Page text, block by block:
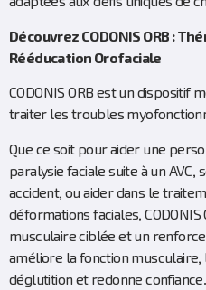
adaptées aux défis uniques de
Découvrez CODONIS ORB :
Rééducation Orofaciale
CODONIS ORB est un dispositif
traiter les troubles
Que ce soit pour aider une
paralysie faciale suite à un
accident, ou aider dans le
déformations faciales,
musculaire ciblée et un
améliore la fonction
déglutition et redonne confiance.